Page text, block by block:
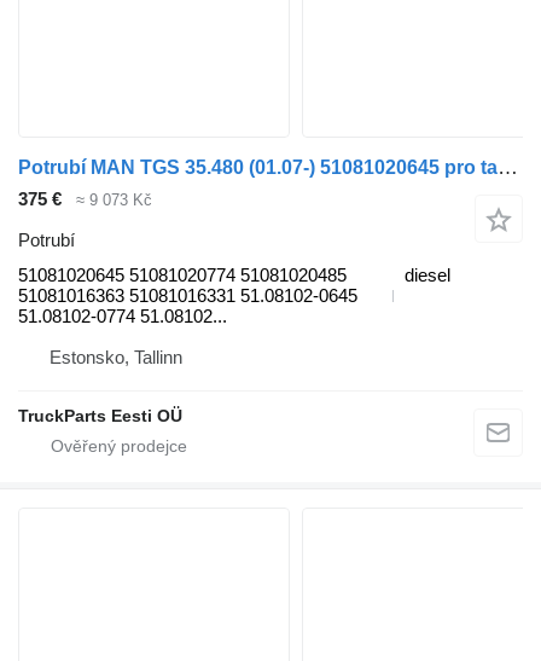
Potrubí MAN TGS 35.480 (01.07-) 51081020645 pro tahače MAN TGL, TGM, TGS, TGX (2005-2021)
375 € ≈ 9 073 Kč
Potrubí
51081020645 51081020774 51081020485
51081016363 51081016331 51.08102-0645
51.08102-0774 51.08102...
diesel
Estonsko, Tallinn
TruckParts Eesti OÜ